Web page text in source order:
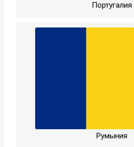
Португалия
Румыния